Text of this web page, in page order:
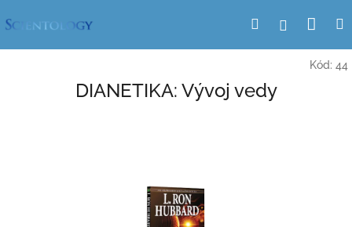
na
Hľadať
Kód: 44
DIANETIKA: Vývoj vedy